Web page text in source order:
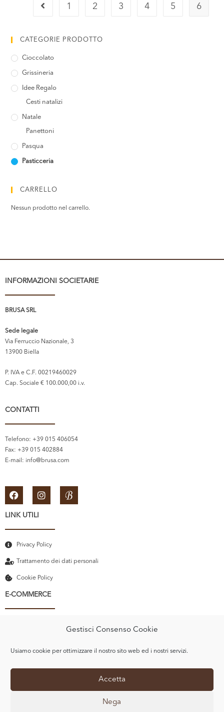
Gestisci Consenso Cookie
Usiamo cookie per ottimizzare il nostro sito web ed i nostri servizi.
Accetta
Nega
1 2 3 4 5 6
CATEGORIE PRODOTTO
Cioccolato
Grissineria
Idee Regalo
Cesti natalizi
Natale
Panettoni
Pasqua
Pasticceria
CARRELLO
Nessun prodotto nel carrello.
INFORMAZIONI SOCIETARIE
BRUSA SRL
Sede legale
Via Ferruccio Nazionale, 3
13900 Biella
P. IVA e C.F. 00219460029
Cap. Sociale € 100.000,00 i.v.
CONTATTI
Telefono: +39 015 406054
Fax: +39 015 402884
E-mail: info@brusa.com
LINK UTILI
Privacy Policy
Trattamento dei dati personali
Cookie Policy
E-COMMERCE